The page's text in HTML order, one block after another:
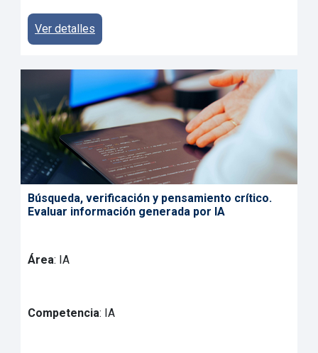
Ver detalles
Búsqueda, verificación y pensamiento crítico.
Evaluar información generada por IA
Área: IA
Competencia: IA